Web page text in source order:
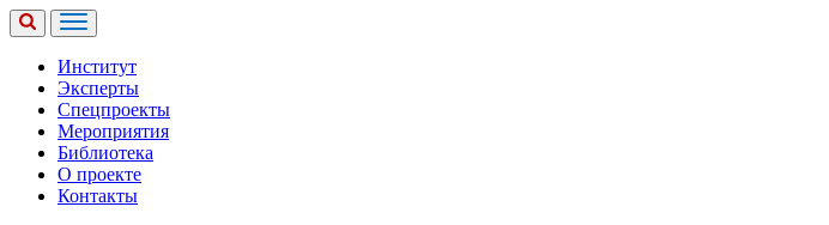
Институт
Эксперты
Спецпроекты
Мероприятия
Библиотека
О проекте
Контакты